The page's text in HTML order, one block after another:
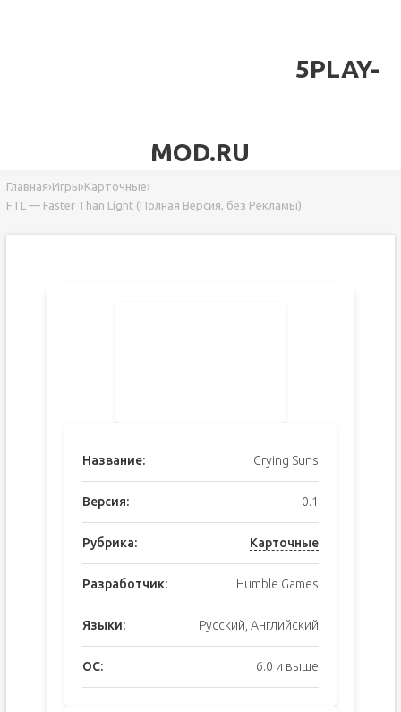
5PLAY-
MOD.RU
Главная›Игры›Карточные›
FTL — Faster Than Light (Полная Версия, без Рекламы)
Название: Crying Suns
Версия: 0.1
Рубрика: Карточные
Разработчик: Humble Games
Языки: Русский, Английский
ОС: 6.0 и выше